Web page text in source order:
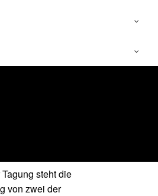
zum
–
für HPC-
steht die
von zwei der